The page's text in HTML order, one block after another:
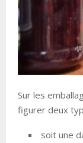
Sur les
figurer deux
soit une